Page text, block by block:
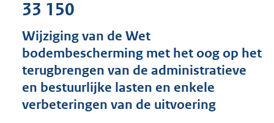
g
r
o
t
33 150
Wijziging van de Wet
bodembescherming met het oog op het
terugbrengen van de administratieve
en bestuurlijke lasten en enkele
verbeteringen van de uitvoering